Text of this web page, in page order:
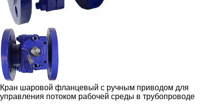
Кран шаровой фланцевый с ручным приводом для
управления потоком рабочей среды в трубопроводе